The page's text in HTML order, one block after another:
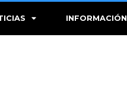
INFORMACIÓN